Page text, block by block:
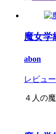
魔女学
abon
レビュー
４人の